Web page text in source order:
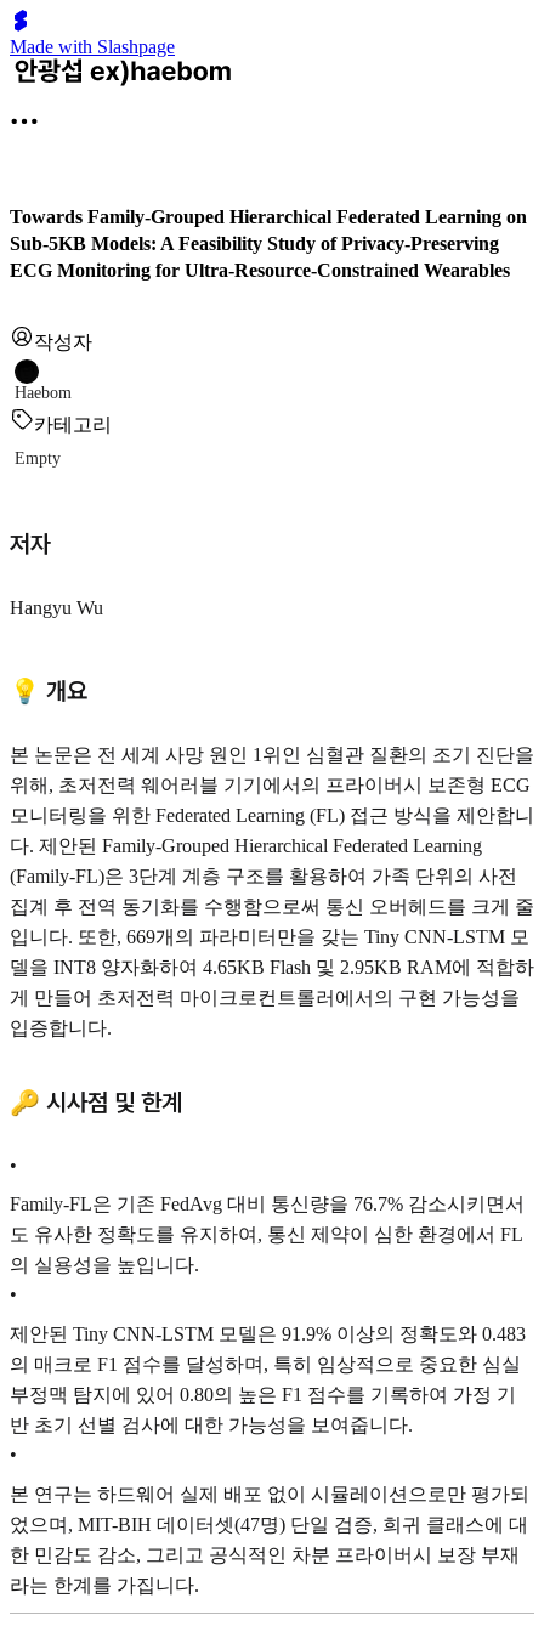
Made with Slashpage
Towards Family-Grouped Hierarchical Federated Learning on
Sub-5KB Models: A Feasibility Study of Privacy-Preserving
ECG Monitoring for Ultra-Resource-Constrained Wearables
작성자
Haebom
카테고리
Empty
저자
Hangyu Wu
💡 개요
본 논문은 전 세계 사망 원인 1위인 심혈관 질환의 조기 진단을
위해, 초저전력 웨어러블 기기에서의 프라이버시 보존형 ECG
모니터링을 위한 Federated Learning (FL) 접근 방식을 제안합니
다. 제안된 Family-Grouped Hierarchical Federated Learning
(Family-FL)은 3단계 계층 구조를 활용하여 가족 단위의 사전
집계 후 전역 동기화를 수행함으로써 통신 오버헤드를 크게 줄
입니다. 또한, 669개의 파라미터만을 갖는 Tiny CNN-LSTM 모
델을 INT8 양자화하여 4.65KB Flash 및 2.95KB RAM에 적합하
게 만들어 초저전력 마이크로컨트롤러에서의 구현 가능성을
입증합니다.
🔑 시사점 및 한계
•
Family-FL은 기존 FedAvg 대비 통신량을 76.7% 감소시키면서
도 유사한 정확도를 유지하여, 통신 제약이 심한 환경에서 FL
의 실용성을 높입니다.
•
제안된 Tiny CNN-LSTM 모델은 91.9% 이상의 정확도와 0.483
의 매크로 F1 점수를 달성하며, 특히 임상적으로 중요한 심실
부정맥 탐지에 있어 0.80의 높은 F1 점수를 기록하여 가정 기
반 초기 선별 검사에 대한 가능성을 보여줍니다.
•
본 연구는 하드웨어 실제 배포 없이 시뮬레이션으로만 평가되
었으며, MIT-BIH 데이터셋(47명) 단일 검증, 희귀 클래스에 대
한 민감도 감소, 그리고 공식적인 차분 프라이버시 보장 부재
라는 한계를 가집니다.